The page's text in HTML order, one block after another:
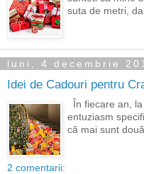
suta de metri,
luni, 4 decembrie
Idei de Cadouri pentru
În fiecare an,
entuziasm
că mai sunt
2 comentarii: